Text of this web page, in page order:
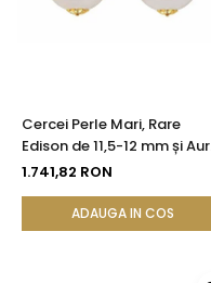
Cercei Perle Mari, Rare
Edison de 11,5-12 mm și Aur
Galben 14K, Bijuterie de
1.741,82 RON
ADAUGA IN COS